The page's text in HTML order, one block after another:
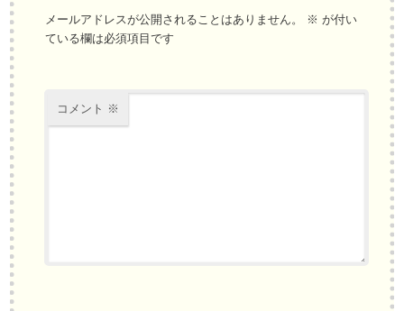
メールアドレスが公開されることはありません。 ※ が付い
ている欄は必須項目です
コメント ※